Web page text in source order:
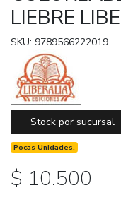
LIEBRE
SKU: 9789566222019
Stock por sucursal
Pocas Unidades.
$ 10.500